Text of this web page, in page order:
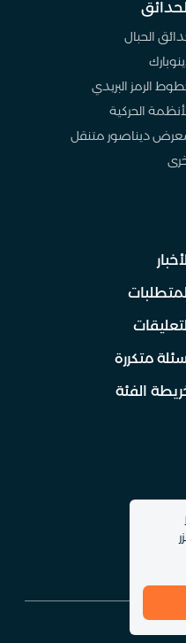
الحبال
الرمز البريدي
الحركية
ديناصور متنقل
متكررة
الفئة